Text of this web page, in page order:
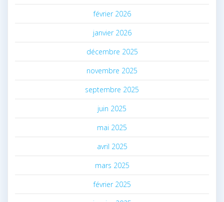
février 2026
janvier 2026
décembre 2025
novembre 2025
septembre 2025
juin 2025
mai 2025
avril 2025
mars 2025
février 2025